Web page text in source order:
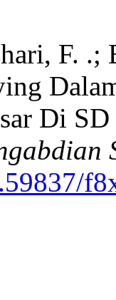
F. .;
Di